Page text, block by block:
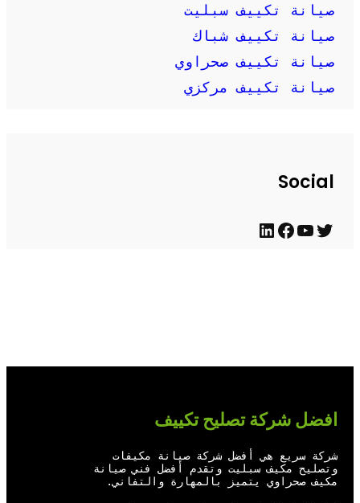
صيانة تكييف سبليت
صيانة تكييف شباك
صيانة تكييف صحراوي
صيانة تكييف مركزي
Social
ت ي
ب
ف
ك
ل
إ
افضل شركة تصليح تكييف
شركة سريع هي أفضل شركة صيانة مكيفات
وتصليح مكيف سبليت وتقدم أفضل فني صيانة
مكيف صحراوي يتميز بالمهارة والتفاني.